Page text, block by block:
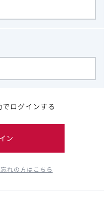
ログインする
ン
れの方はこちら